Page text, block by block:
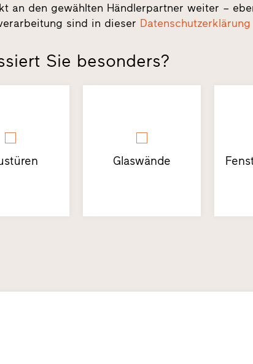
an den gewählten Händlerpartner weiter –
sind in dieser Datenschutzerklärung
Sie besonders?
Glaswände